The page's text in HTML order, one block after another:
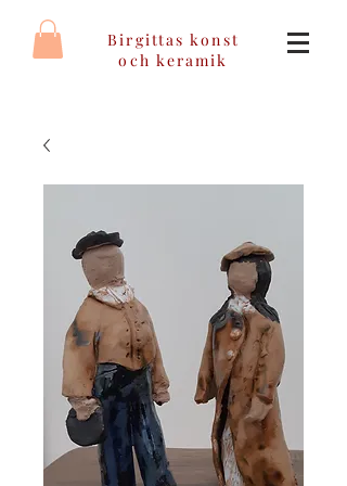
Birgittas konst
och keramik